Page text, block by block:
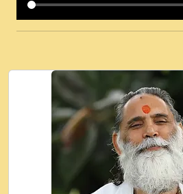
कई पकड क मर हथ र मह
Ki - Krishna Bhajan - New
#Ishwar Bhakti.mp3
जब से गीता ज्ञान पाया मैं बड़ी
Rishikesh - Ratan Ji
तन हल दल द सनव मड उतत
गल लग जव त सर उतत हथ रख